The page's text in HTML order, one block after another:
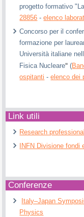
progetto formativo
28856 -elenco
Concorso per il
formazione per
Università italiane
Fisica Nucleare" (
ospitanti -elenco dei
Link utili
Research professional
INFN Divisione fondi
Conferenze
Italy–Japan
Physics